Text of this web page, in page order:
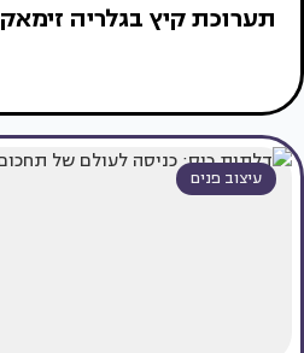
תערוכת קיץ בגלריה זימאק
עיצוב פנים